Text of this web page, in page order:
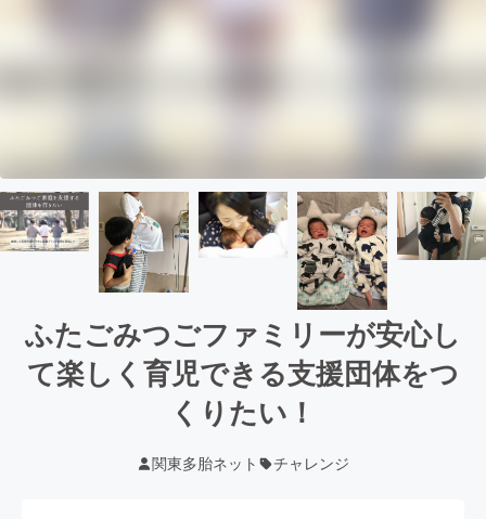
ふたごみつごファミリーが安心し
て楽しく育児できる支援団体をつ
くりたい！
関東多胎ネット チャレンジ